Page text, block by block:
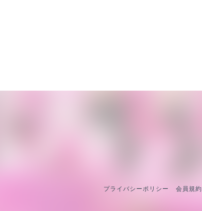
プライバシーポリシー 会員規約